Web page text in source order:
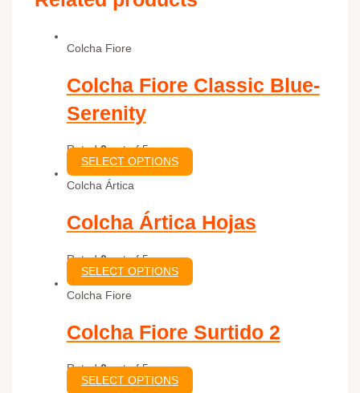
Colcha Fiore
Colcha Fiore Classic Blue-
Serenity
Rated0out of 5
SELECT OPTIONS
Colcha Ártica
Colcha Ártica Hojas
Rated0out of 5
SELECT OPTIONS
Colcha Fiore
Colcha Fiore Surtido 2
Rated0out of 5
SELECT OPTIONS